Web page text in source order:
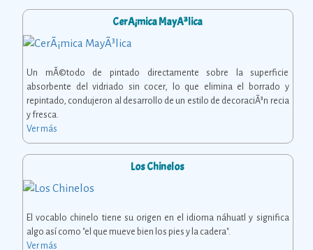
CerÃ¡mica MayÃ³lica
Un mÃ©todo de pintado directamente sobre la superficie
absorbente del vidriado sin cocer, lo que elimina el borrado y
repintado, condujeron al desarrollo de un estilo de decoraciÃ³n recia
y fresca.
Ver más
Los Chinelos
El vocablo chinelo tiene su origen en el idioma náhuatl y significa
algo así como "el que mueve bien los pies y la cadera".
Ver más